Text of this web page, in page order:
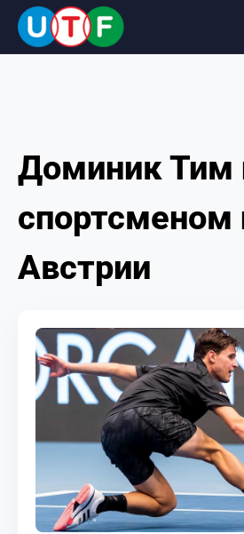
ГЛАВНАЯ
ФТУ
НОВОСТИ
ПЕРСОНАЛИИ
МЕДИА
КОНТАКТЫ
Доминик Тим
спортсменом
Австрии